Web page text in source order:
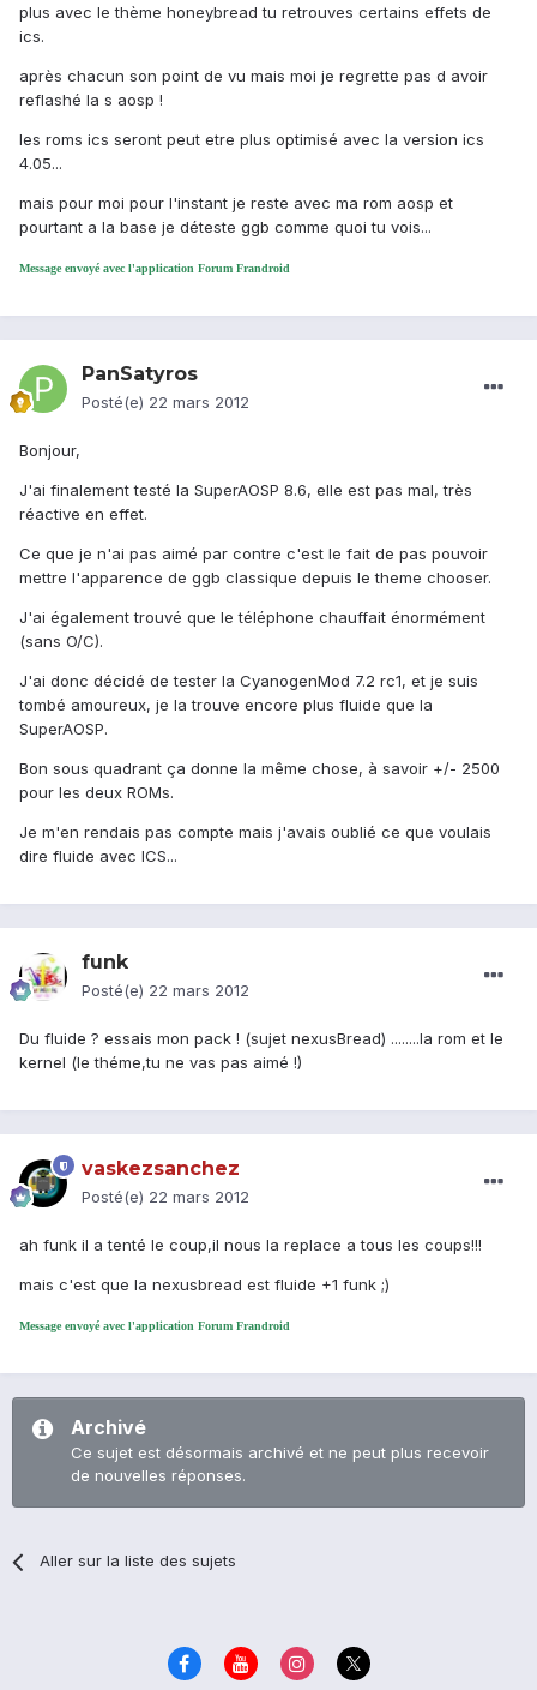
plus avec le thème honeybread tu retrouves certains effets de
ics.
après chacun son point de vu mais moi je regrette pas d avoir
reflashé la s aosp !
les roms ics seront peut etre plus optimisé avec la version ics
4.05...
mais pour moi pour l'instant je reste avec ma rom aosp et
pourtant a la base je déteste ggb comme quoi tu vois...
Message envoyé avec l'application Forum Frandroid
PanSatyros
Posté(e) 22 mars 2012
Bonjour,
J'ai finalement testé la SuperAOSP 8.6, elle est pas mal, très
réactive en effet.
Ce que je n'ai pas aimé par contre c'est le fait de pas pouvoir
mettre l'apparence de ggb classique depuis le theme chooser.
J'ai également trouvé que le téléphone chauffait énormément
(sans O/C).
J'ai donc décidé de tester la CyanogenMod 7.2 rc1, et je suis
tombé amoureux, je la trouve encore plus fluide que la
SuperAOSP.
Bon sous quadrant ça donne la même chose, à savoir +/- 2500
pour les deux ROMs.
Je m'en rendais pas compte mais j'avais oublié ce que voulais
dire fluide avec ICS...
funk
Posté(e) 22 mars 2012
Du fluide ? essais mon pack ! (sujet nexusBread) ........la rom et le
kernel (le théme,tu ne vas pas aimé !)
vaskezsanchez
Posté(e) 22 mars 2012
ah funk il a tenté le coup,il nous la replace a tous les coups!!!
mais c'est que la nexusbread est fluide +1 funk ;)
Message envoyé avec l'application Forum Frandroid
Archivé
Ce sujet est désormais archivé et ne peut plus recevoir
de nouvelles réponses.
Aller sur la liste des sujets